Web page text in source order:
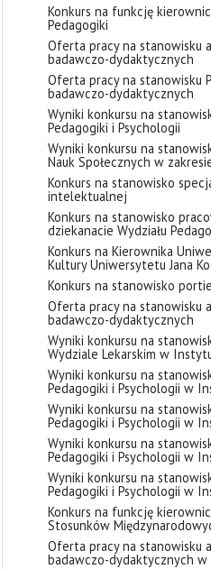
Konkurs na funkcję
Pedagogiki
Oferta pracy na stanowisku
badawczo-dydaktycznych
Oferta pracy na stanowisku
badawczo-dydaktycznych
Wyniki konkursu na
Pedagogiki i Psychologii
Wyniki konkursu na
Nauk Społecznych w
Konkurs na stanowisko
intelektualnej
Konkurs na stanowisko
dziekanacie Wydziału
Konkurs na Kierownika
Kultury Uniwersytetu Jana
Konkurs na stanowisko
Oferta pracy na stanowisku
badawczo-dydaktycznych
Wyniki konkursu na
Wydziale Lekarskim w
Wyniki konkursu na
Pedagogiki i Psychologii w
Wyniki konkursu na
Pedagogiki i Psychologii w
Wyniki konkursu na
Pedagogiki i Psychologii w
Wyniki konkursu na
Pedagogiki i Psychologii w
Konkurs na funkcję
Stosunków
Oferta pracy na stanowisku
badawczo-dydaktycznych